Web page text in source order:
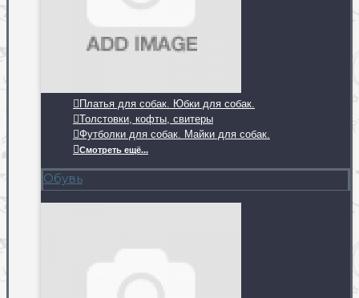
Платья для собак. Юбки для собак.
Толстовки, кофты, свитеры
Футболки для собак. Майки для собак.
Смотреть ещё...
Обувь